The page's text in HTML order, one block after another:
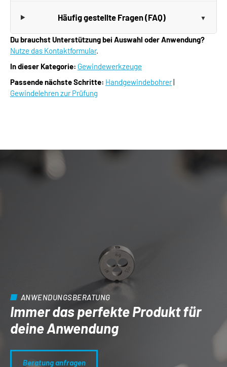
Häufig gestellte Fragen (FAQ)
Du brauchst Unterstützung bei Auswahl oder Anwendung?
Nutze das Kontaktformular.
In dieser Kategorie: Gewindewerkzeuge
Passende nächste Schritte: Handgewindebohrer|
Gewindelehren zur Prüfung
ANWENDUNGSBERATUNG
Immer das perfekte Produkt für
deine Anwendung
Beratung anfragen